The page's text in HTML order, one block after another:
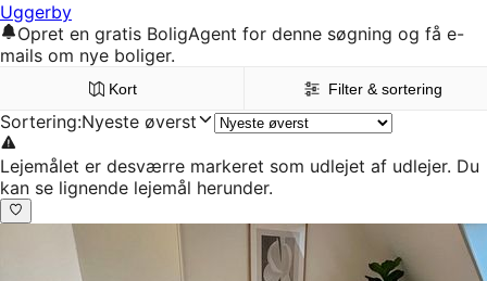
Uggerby
Opret en gratis BoligAgent for denne søgning og få e-
mails om nye boliger.
Kort Filter & sortering
Sortering:Nyeste øverst
Lejemålet er desværre markeret som udlejet af udlejer. Du
kan se lignende lejemål herunder.